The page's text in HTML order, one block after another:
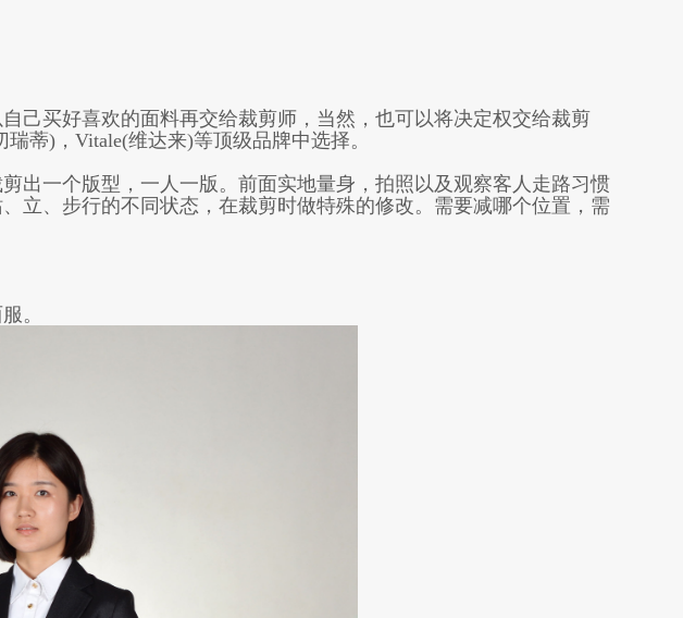
买好喜欢的面料再交给裁剪师，当然，也可以将决定权交给裁剪
蒂)，Vitale(维达来)等顶级品牌中选择。
一个版型，一人一版。前面实地量身，拍照以及观察客人走路习惯
、步行的不同状态，在裁剪时做特殊的修改。需要减哪个位置，需
。